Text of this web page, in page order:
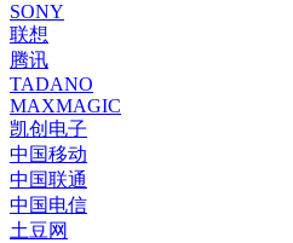
SONY
联想
腾讯
TADANO
MAXMAGIC
凯创电子
中国移动
中国联通
中国电信
土豆网